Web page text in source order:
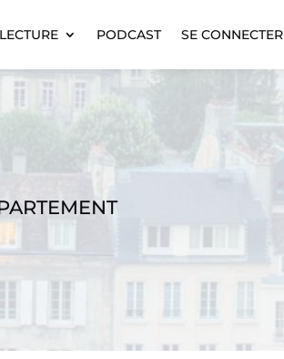
LECTURE PODCAST SE CONNECTER